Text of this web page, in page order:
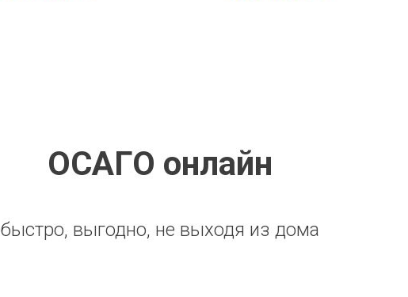
ОСАГО онлайн
быстро, выгодно, не выходя из дома